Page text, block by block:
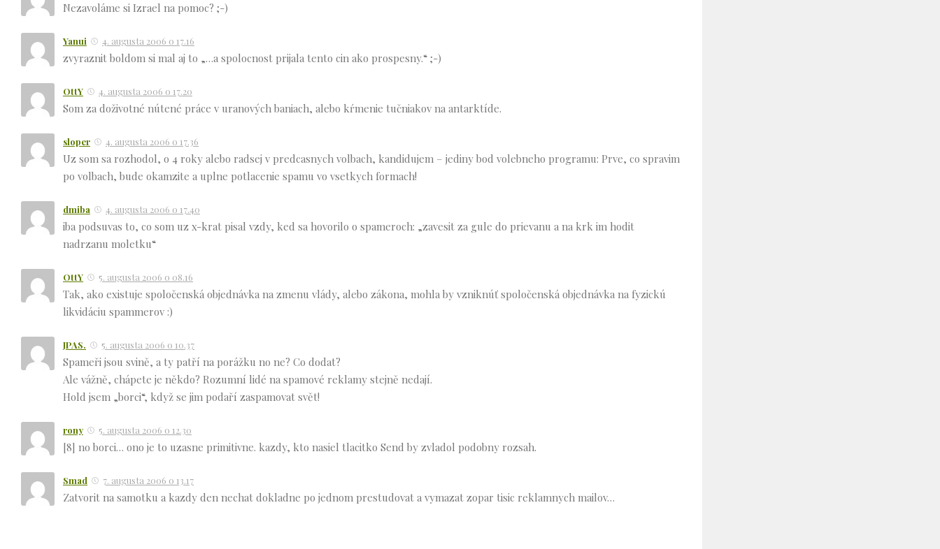
Nezavoláme si Izrael na pomoc? ;-)
Yanui 4. augusta 2006 o 17.16
zvyraznit boldom si mal aj to „…a spolocnost prijala tento cin ako prospesny.“ ;-)
OttY 4. augusta 2006 o 17.20
Som za doživotné nútené práce v uranových baniach, alebo kŕmenie tučniakov na antarktíde.
sloper 4. augusta 2006 o 17.36
Uz som sa rozhodol, o 4 roky alebo radsej v predcasnych volbach, kandidujem – jediny bod volebneho programu: Prve, co spravim
po volbach, bude okamzite a uplne potlacenie spamu vo vsetkych formach!
dmiba 4. augusta 2006 o 17.40
iba podsuvas to, co som uz x-krat pisal vzdy, ked sa hovorilo o spameroch: „zavesit za gule do prievanu a na krk im hodit
nadrzanu moletku“
OttY 5. augusta 2006 o 08.16
Tak, ako existuje spoločenská objednávka na zmenu vlády, alebo zákona, mohla by vzniknúť spoločenská objednávka na fyzickú
likvidáciu spammerov :)
JPAS. 5. augusta 2006 o 10.37
Spameři jsou svině, a ty patří na porážku no ne? Co dodat?
Ale vážně, chápete je někdo? Rozumní lidé na spamové reklamy stejně nedají.
Hold jsem „borci“, když se jim podaří zaspamovat svět!
rony 5. augusta 2006 o 12.30
[8] no borci… ono je to uzasne primitivne. kazdy, kto nasiel tlacitko Send by zvladol podobny rozsah.
Smad 7. augusta 2006 o 13.17
Zatvorit na samotku a kazdy den nechat dokladne po jednom prestudovat a vymazat zopar tisic reklamnych mailov…